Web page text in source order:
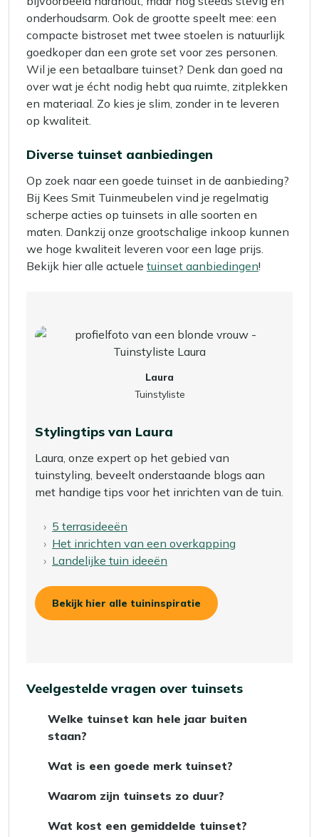
onderhoudsarm. Ook de grootte speelt mee: een
compacte bistroset met twee stoelen is natuurlijk
goedkoper dan een grote set voor zes personen.
Wil je een betaalbare tuinset? Denk dan goed na
over wat je écht nodig hebt qua ruimte, zitplekken
en materiaal. Zo kies je slim, zonder in te leveren
op kwaliteit.
Diverse tuinset aanbiedingen
Op zoek naar een goede tuinset in de aanbieding?
Bij Kees Smit Tuinmeubelen vind je regelmatig
scherpe acties op tuinsets in alle soorten en
maten. Dankzij onze grootschalige inkoop kunnen
we hoge kwaliteit leveren voor een lage prijs.
Bekijk hier alle actuele tuinset aanbiedingen!
Laura
Tuinstyliste
Stylingtips van Laura
Laura, onze expert op het gebied van
tuinstyling, beveelt onderstaande blogs aan
met handige tips voor het inrichten van de tuin.
5 terrasideeën
Het inrichten van een overkapping
Landelijke tuin ideeën
Bekijk hier alle tuininspiratie
Veelgestelde vragen over tuinsets
Welke tuinset kan hele jaar buiten
staan?
is gemaakt van weerbestendige en
onderhoudsarme materialen zoals aluminium,
zijn goed bestand tegen regen, zon en kou.
Wat is een goede merk tuinset?
kwaliteit, comfort en een sterke afwerking.
Bij Kees Smit vind je merken zoalsHartman
Waarom zijn tuinsets zo duur?
vooral door het materiaal, het ontwerp en de
Wat kost een gemiddelde tuinset?